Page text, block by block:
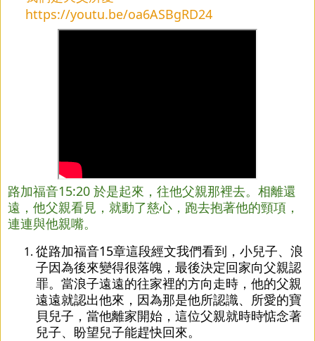
https://youtu.be/oa6ASBgRD24
路加福音15:20 於是起來，往他父親那裡去。相離還
遠，他父親看見，就動了慈心，跑去抱著他的頸項，
連連與他親嘴。
從路加福音15章這段經文我們看到，小兒子、浪
子因為後來變得很落魄，最後決定回家向父親認
罪。當浪子遠遠的往家裡的方向走時，他的父親
遠遠就認出他來，因為那是他所認識、所愛的寶
貝兒子，當他離家開始，這位父親就時時惦念著
兒子、盼望兒子能趕快回來。